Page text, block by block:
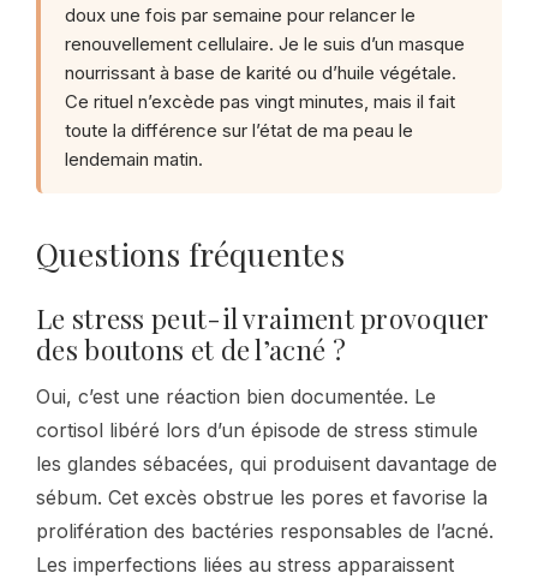
doux une fois par semaine pour relancer le
renouvellement cellulaire. Je le suis d’un masque
nourrissant à base de karité ou d’huile végétale.
Ce rituel n’excède pas vingt minutes, mais il fait
toute la différence sur l’état de ma peau le
lendemain matin.
Questions fréquentes
Le stress peut-il vraiment provoquer
des boutons et de l’acné ?
Oui, c’est une réaction bien documentée. Le
cortisol libéré lors d’un épisode de stress stimule
les glandes sébacées, qui produisent davantage de
sébum. Cet excès obstrue les pores et favorise la
prolifération des bactéries responsables de l’acné.
Les imperfections liées au stress apparaissent